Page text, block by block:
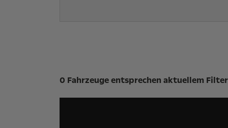
Suchergebnisse
0 Fahrzeuge entsprechen aktuellem Filter